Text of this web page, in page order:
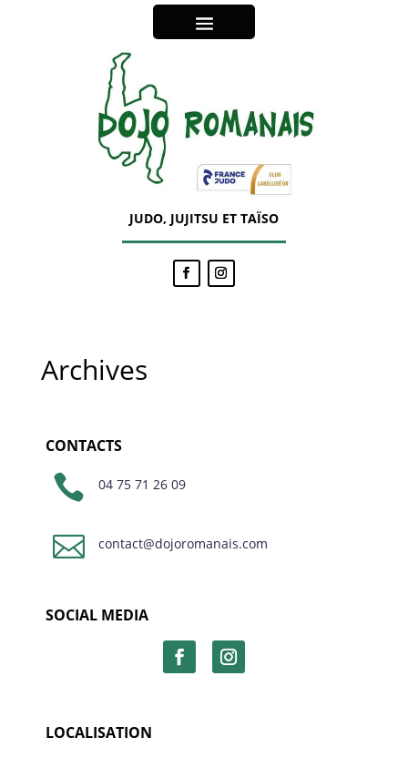
JUDO, JUJITSU ET TAÏSO
Archives
CONTACTS
 04 75 71 26 09
 contact@dojoromanais.com
SOCIAL MEDIA
LOCALISATION